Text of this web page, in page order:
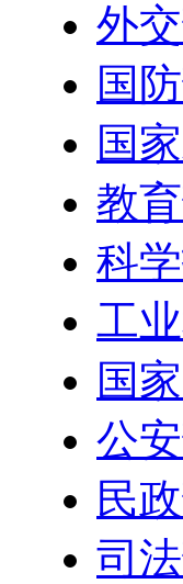
外
国
国
教
科
工
国
公
民
司